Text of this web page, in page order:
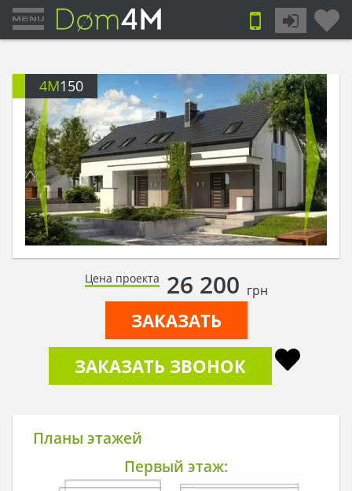
4M150
Цена проекта 26 200 грн
ЗАКАЗАТЬ
ЗАКАЗАТЬ ЗВОНОК
Планы этажей
Первый этаж: